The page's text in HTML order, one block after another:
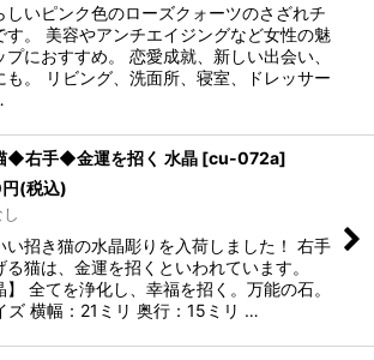
しいピンク色のローズクォーツのさざれチ
す。 美容やアンチエイジングなど女性の魅
プにおすすめ。 恋愛成就、新しい出会い、
も。 リビング、洗面所、寝室、ドレッサー
◆右手◆金運を招く 水晶 [cu-072a]
円(税込)
い招き猫の水晶彫りを入荷しました！ 右手
る猫は、金運を招くといわれています。
】 全てを浄化し、幸福を招く。万能の石。
横幅：21ミリ 奥行：15ミリ …